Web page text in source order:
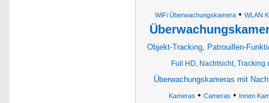
WiFi Überwachungskamera• WLAN
Objekt-Tracking, Patrouillen-
Full HD, Nachtsicht,
Überwachungskameras mit
Kameras • Cameras • Innen